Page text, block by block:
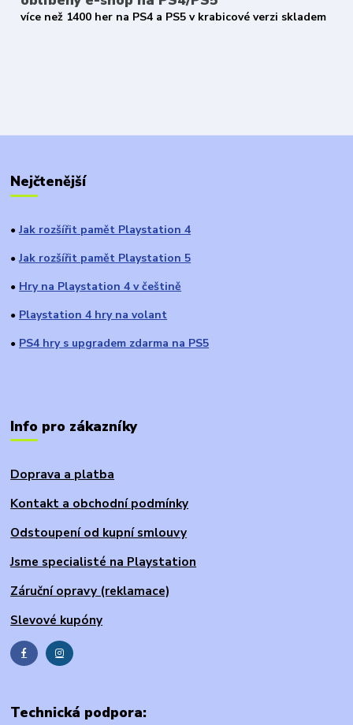
více než 1400 her na PS4 a PS5 v krabicové verzi skladem
Nejčtenější
● Jak rozšířit pamět Playstation 4
● Jak rozšířit pamět Playstation 5
● Hry na Playstation 4 v češtině
● Playstation 4 hry na volant
● PS4 hry s upgradem zdarma na PS5
Info pro zákazníky
Doprava a platba
Kontakt a obchodní podmínky
Odstoupení od kupní smlouvy
Jsme specialisté na Playstation
Záruční opravy (reklamace)
Slevové kupóny
Technická podpora: